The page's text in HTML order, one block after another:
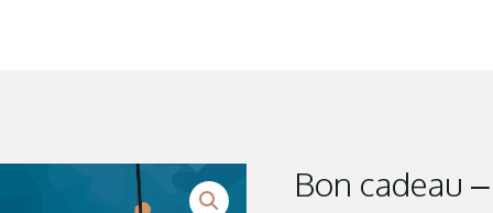
Bon cadeau
quantité